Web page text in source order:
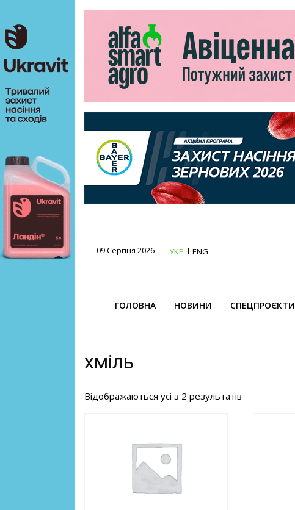
09 Серпня 2026 УКР ENG
ГОЛОВНА НОВИНИ СПЕЦПРОЄКТИ
хміль
Відображаються усі з 2 результатів